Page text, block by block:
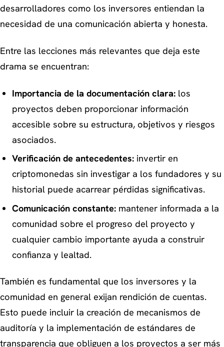
desarrolladores como los inversores entiendan la
necesidad de una comunicación abierta y honesta.
Entre las lecciones más relevantes que deja este
drama se encuentran:
Importancia de la documentación clara:los
proyectos deben proporcionar información
accesible sobre su estructura, objetivos y riesgos
asociados.
Verificación de antecedentes:invertir en
criptomonedas sin investigar a los fundadores y su
historial puede acarrear pérdidas significativas.
Comunicación constante:mantener informada a la
comunidad sobre el progreso del proyecto y
cualquier cambio importante ayuda a construir
confianza y lealtad.
También es fundamental que los inversores y la
comunidad en general exijan rendición de cuentas.
Esto puede incluir la creación de mecanismos de
auditoría y la implementación de estándares de
transparencia que obliguen a los proyectos a ser más